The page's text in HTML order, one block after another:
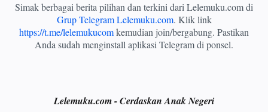
Simak berbagai berita pilihan dan terkini dari Lelemuku.com di
Grup Telegram Lelemuku.com. Klik link
https://t.me/lelemukucomkemudian join/bergabung. Pastikan
Anda sudah menginstall aplikasi Telegram di ponsel.
Lelemuku.com - Cerdaskan Anak Negeri